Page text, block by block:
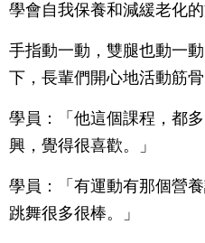
學會自我保養和減緩老化的
手指動一動，雙腿也動一
下，長輩們開心地活動筋骨
學員：「他這個課程，都
興，覺得很喜歡。」
學員：「有運動有那個營
跳舞很多很棒。」